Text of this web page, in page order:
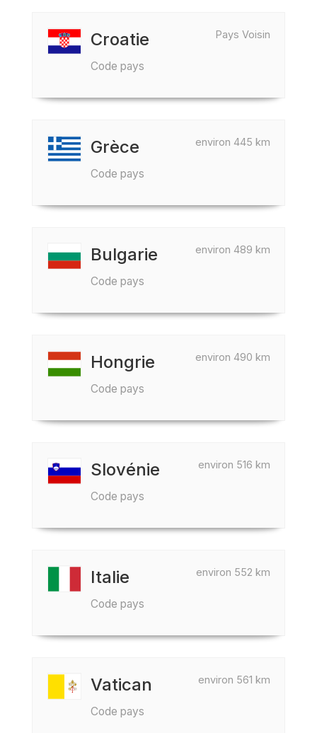
Pays Voisin
Croatie
Code pays
environ 445 km
Grèce
Code pays
environ 489 km
Bulgarie
Code pays
environ 490 km
Hongrie
Code pays
environ 516 km
Slovénie
Code pays
environ 552 km
Italie
Code pays
environ 561 km
Vatican
Code pays